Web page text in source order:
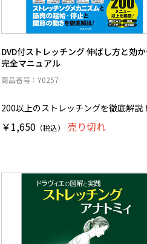
DVD付ストレッチング 伸ばし方と効
完全マニュアル
商品番号：Y0257
200以上のストレッチングを徹底解説！
￥1,650 （税込） 売り切れ